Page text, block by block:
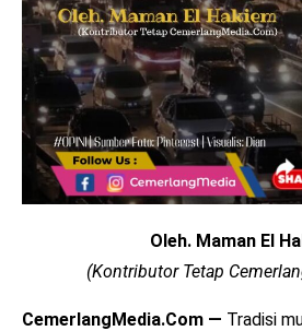
Oleh. Maman El
(Kontributor Tetap
CemerlangMedia.Com — Tradisi